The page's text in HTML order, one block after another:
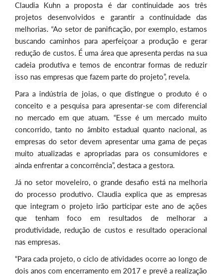
Claudia Kuhn a proposta é dar continuidade aos três
projetos desenvolvidos e garantir a continuidade das
melhorias. “Ao setor de panificação, por exemplo, estamos
buscando caminhos para aperfeiçoar a produção e gerar
redução de custos. É uma área que apresenta perdas na sua
cadeia produtiva e temos de encontrar formas de reduzir
isso nas empresas que fazem parte do projeto”, revela.
Para a indústria de joias, o que distingue o produto é o
conceito e a pesquisa para apresentar-se com diferencial
no mercado em que atuam. “Esse é um mercado muito
concorrido, tanto no âmbito estadual quanto nacional, as
empresas do setor devem apresentar uma gama de peças
muito atualizadas e apropriadas para os consumidores e
ainda enfrentar a concorrência”, destaca a gestora.
Já no setor moveleiro, o grande desafio está na melhoria
do processo produtivo. Claudia explica que as empresas
que integram o projeto irão participar este ano de ações
que tenham foco em resultados de melhorar a
produtividade, redução de custos e resultado operacional
nas empresas.
“Para cada projeto, o ciclo de atividades ocorre ao longo de
dois anos com encerramento em 2017 e prevê a realização